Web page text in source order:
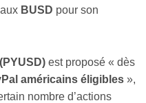
BUSD pour son
est proposé « dès
américains éligibles »,
nombre d’actions